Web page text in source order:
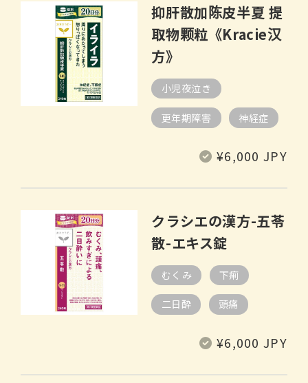
抑肝散加陈皮半夏 提
取物颗粒《Kracie汉
方》
小児夜泣き
更年期障害 神経症
常 ¥6,000 JPY
クラシエの漢方-五苓
散-エキス錠
むくみ 下痢
二日酔 頭痛
常 ¥6,000 JPY